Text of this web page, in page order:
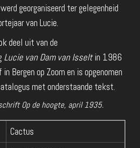
georganiseerd ter gelegenheid
van Lucie.
deel uit van de
Lucie van Dam van Isseltin 1986
Bergen op Zoom en is opgenomen
met onderstaande tekst.
Op de hoogte, april 1935.
Cactus